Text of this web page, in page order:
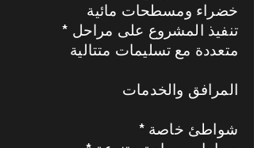
خضراء ومسطحات مائية
* تنفيذ المشروع على مراحل
متعددة مع تسليمات متتالية
المرافق والخدمات
* شواطئ خاصة